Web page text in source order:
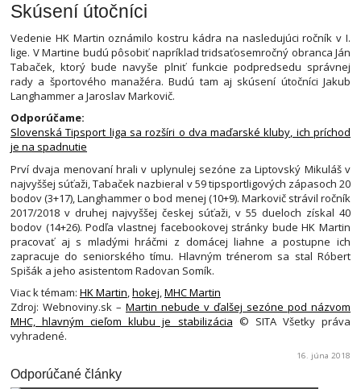
Skúsení útočníci
Vedenie HK Martin oznámilo kostru kádra na nasledujúci ročník v I.
lige. V Martine budú pôsobiť napríklad tridsaťosemročný obranca Ján
Tabaček, ktorý bude navyše plniť funkcie podpredsedu správnej
rady a športového manažéra. Budú tam aj skúsení útočníci Jakub
Langhammer a Jaroslav Markovič.
Odporúčame:
Slovenská Tipsport liga sa rozšíri o dva maďarské kluby, ich príchod
je na spadnutie
Prví dvaja menovaní hrali v uplynulej sezóne za Liptovský Mikuláš v
najvyššej súťaži, Tabaček nazbieral v 59 tipsportligových zápasoch 20
bodov (3+17), Langhammer o bod menej (10+9). Markovič strávil ročník
2017/2018 v druhej najvyššej českej súťaži, v 55 dueloch získal 40
bodov (14+26). Podľa vlastnej facebookovej stránky bude HK Martin
pracovať aj s mladými hráčmi z domácej liahne a postupne ich
zapracuje do seniorského tímu. Hlavným trénerom sa stal Róbert
Spišák a jeho asistentom Radovan Somík.
Viac k témam: HK Martin,hokej,MHC Martin
Zdroj: Webnoviny.sk – Martin nebude v ďalšej sezóne pod názvom
MHC, hlavným cieľom klubu je stabilizácia © SITA Všetky práva
vyhradené.
16. júna 2018
Odporúčané články